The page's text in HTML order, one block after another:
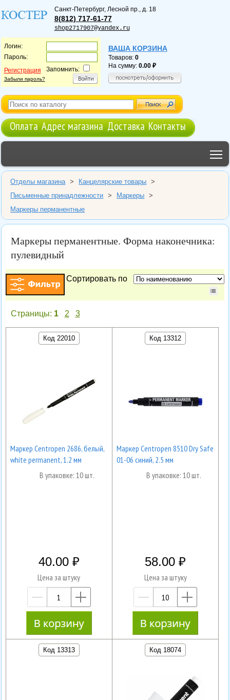
Санкт-Петербург, Лесной пр., д. 18
8(812) 717-61-77
shop2717907@yandex.ru
Логин:
Пароль:
Регистрация
Забыли пароль?
Запомнить:
ВАША КОРЗИНА
Товаров: 0
На сумму: 0.00
Оплата Адрес магазина Доставка Контакты
Отделы магазина > Канцелярские товары
>
Письменные принадлежности
> Маркеры
>
Маркеры перманентные
Маркеры перманентные. Форма наконечника:
пулевидный
Сортировать по
Страницы: 1 2 3
Код 22010
Маркер Centropen 2686, белый,
white permanent, 1.2 мм
В упаковке: 10 шт.
40.00
Цена за штуку
—
Код 13312
Маркер Centropen 8510 Dry Safe
01-06 синий, 2.5 мм
В упаковке: 10 шт.
58.00
Цена за штуку
—
Код 13313 Код 18074